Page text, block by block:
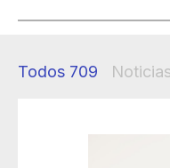
Todos 709